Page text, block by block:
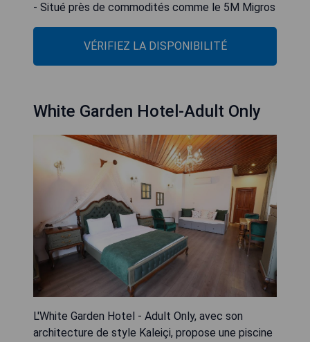
- Situé près de commodités comme le 5M Migros
VÉRIFIEZ LA DISPONIBILITÉ
White Garden Hotel-Adult Only
L'White Garden Hotel - Adult Only, avec son
architecture de style Kaleiçi, propose une piscine